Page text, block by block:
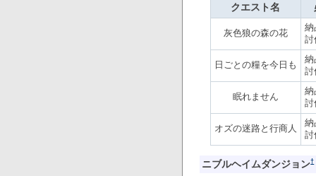
クエスト名
灰色狼の森の花
納
討
日ごとの糧を今日も
納
討
眠れません
納
討
オズの迷路と行商人
納
討
ニブルヘイムダンジョン†